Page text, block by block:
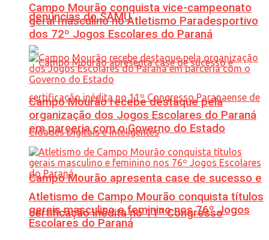
denúncias do SAMU
Campo Mourão apresenta case de sucesso e
certificação inédita no 11º Congresso
Campo Mourão conquista vice-campeonato
geral masculino no Atletismo Paradesportivo
dos 72º Jogos Escolares do Paraná
Campo Mourão recebe destaque pela
organização dos Jogos Escolares do Paraná
em parceria com o Governo do Estado
Atletismo de Campo Mourão conquista títulos
gerais masculino e feminino nos 76º Jogos
Escolares do Paraná